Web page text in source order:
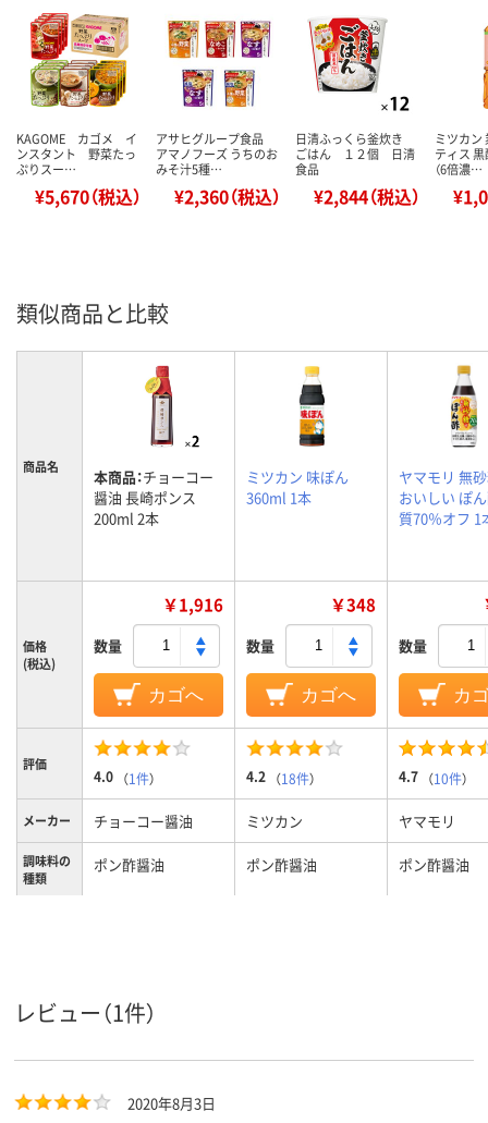
KAGOME カゴメ イ
ンスタント 野菜たっ
ぷりスー…
¥5,670（税込）
アサヒグループ食品
アマノフーズ うちのお
みそ汁5種…
¥2,360（税込）
日清ふっくら釜炊き
ごはん １２個 日清
食品
¥2,844（税込）
ミツカン
ティス
（6倍濃…
類似商品と比較
商品名 本商品：チョーコー
醤油 長崎ポンス
200ml 2本
ミツカン 味ぽん
360ml 1本
ヤマモリ 無
おいしい ぽ
質70％オフ 1
価格
(税込)
￥1,916
数量
カゴへ
￥348
数量
カゴへ
数量
カ
評価
4.0 （1件） 4.2 （18件） 4.7 （10件）
メーカー チョーコー醤油 ミツカン ヤマモリ
調味料の
種類
ポン酢醤油 ポン酢醤油 ポン酢醤油
レビュー（1件）
2020年8月3日